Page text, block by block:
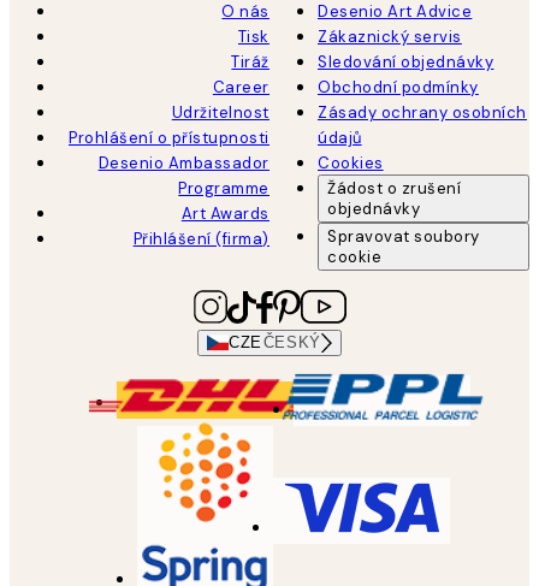
O nás
Tisk
Tiráž
Career
Udržitelnost
Prohlášení o přístupnosti
Desenio Ambassador
Programme
Art Awards
Přihlášení (firma)
Desenio Art Advice
Zákaznický servis
Sledování objednávky
Obchodní podmínky
Zásady ochrany osobních
údajů
Cookies
Žádost o zrušení
objednávky
Spravovat soubory
cookie
CZEČESKÝ